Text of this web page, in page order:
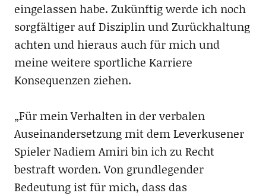
eingelassen habe. Zukünftig werde ich noch
sorgfältiger auf Disziplin und Zurückhaltung
achten und hieraus auch für mich und
meine weitere sportliche Karriere
Konsequenzen ziehen.
„Für mein Verhalten in der verbalen
Auseinandersetzung mit dem Leverkusener
Spieler Nadiem Amiri bin ich zu Recht
bestraft worden. Von grundlegender
Bedeutung ist für mich, dass das